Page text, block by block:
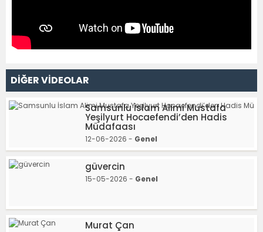
DİĞER VİDEOLAR
Samsunlu İslam Alimi Mustafa
Yeşilyurt Hocaefendi’den Hadis
Müdafaası
12-06-2026 - Genel
güvercin
15-05-2026 - Genel
Murat Çan